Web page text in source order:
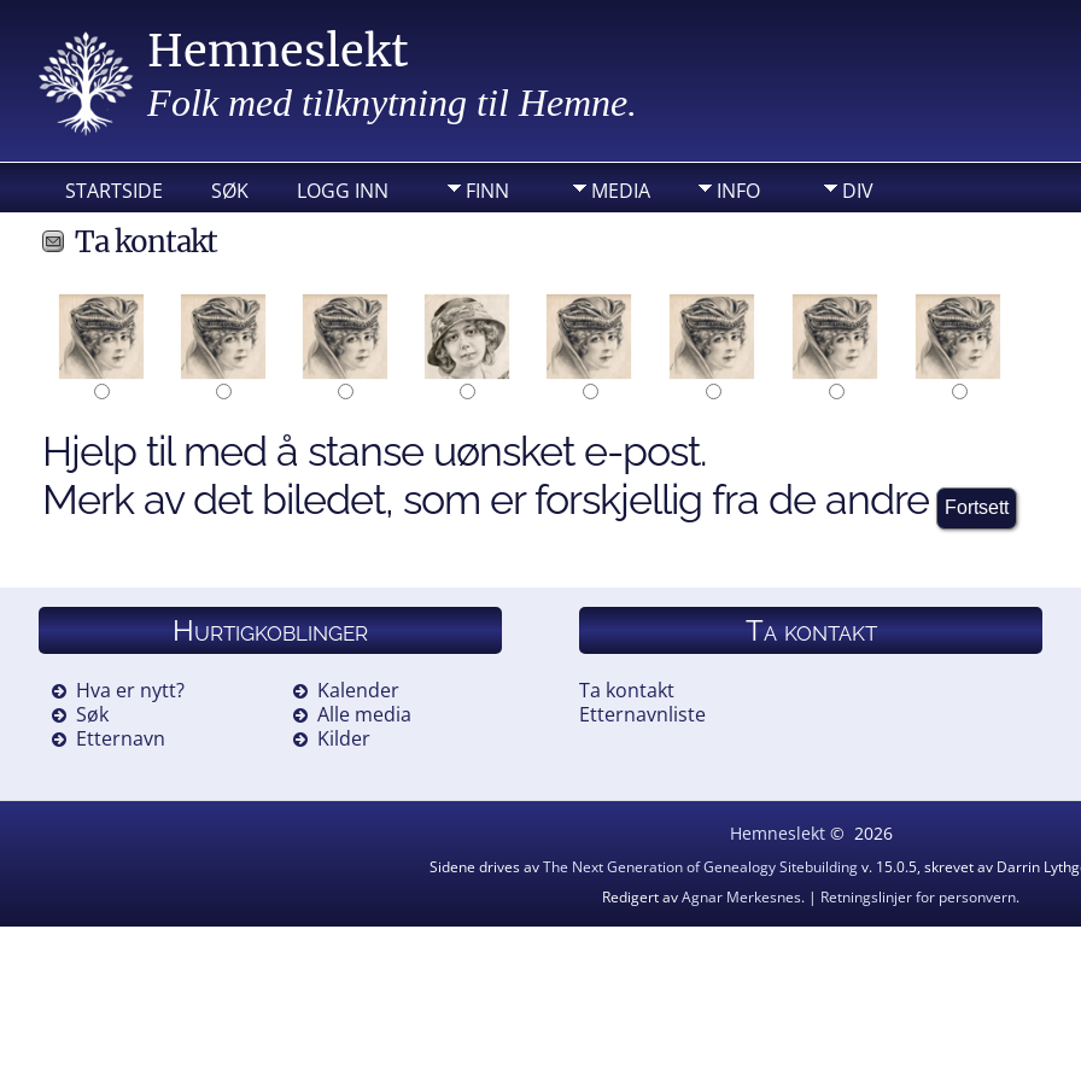
Hemneslekt
Folk med tilknytning til Hemne.
STARTSIDE SØK LOGG INN FINN MEDIA INFO DIV
Ta kontakt
Hjelp til med å stanse uønsket e-post.
Merk av det biledet, som er forskjellig fra de andre
Hurtigkoblinger
Hva er nytt?
Søk
Etternavn
Kalender
Alle media
Kilder
Ta kontakt
Ta kontakt
Etternavnliste
Hemneslekt© 2026
Sidene drives avThe Next Generation of Genealogy Sitebuildingv. 15.0.5, skrevet av Darrin
Redigert avAgnar Merkesnes. | Retningslinjer for personvern.